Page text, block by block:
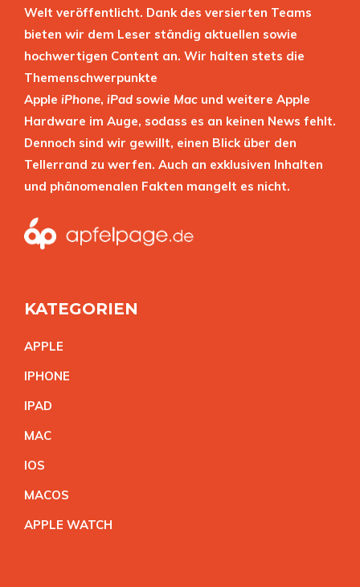
Welt veröffentlicht. Dank des versierten Teams
bieten wir dem Leser ständig aktuellen sowie
hochwertigen Content an. Wir halten stets die
Themenschwerpunkte
Apple iPhone, iPad sowie Mac und weitere Apple
Hardware im Auge, sodass es an keinen News fehlt.
Dennoch sind wir gewillt, einen Blick über den
Tellerrand zu werfen. Auch an exklusiven Inhalten
und phänomenalen Fakten mangelt es nicht.
KATEGORIEN
APPLE
IPHONE
IPAD
MAC
IOS
MACOS
APPLE WATCH